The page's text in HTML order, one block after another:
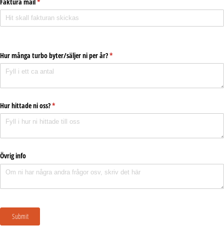
Hur många turbo byter/​säljer ni per år?*
(krävs)
Hur hittade ni oss?*
(krävs)
Övrig info
Submit